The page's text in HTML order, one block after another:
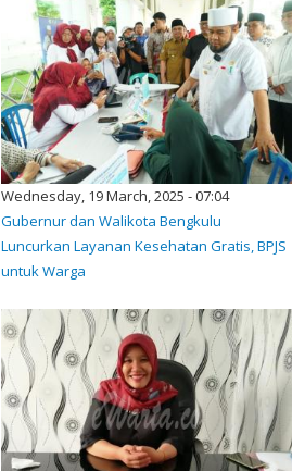
Wednesday, 19 March, 2025 - 07:04
Gubernur dan Walikota Bengkulu
Luncurkan Layanan Kesehatan Gratis, BPJS
untuk Warga